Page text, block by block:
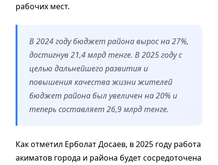
рабочих мест.
В 2024 году бюджет района вырос на 27%,
достигнув 21,4 млрд тенге. В 2025 году с
целью дальнейшего развития и
повышения качества жизни жителей
бюджет района был увеличен на 20% и
теперь составляет 26,9 млрд тенге.
Как отметил Ерболат Досаев, в 2025 году работа
акиматов города и района будет сосредоточена